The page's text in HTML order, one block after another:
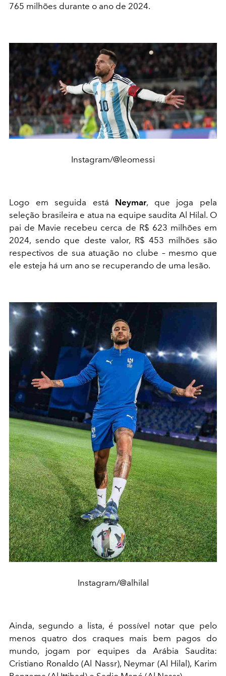
765 milhões durante o ano de 2024.
Instagram/@leomessi
Logo em seguida está Neymar, que joga pela
seleção brasileira e atua na equipe saudita Al Hilal. O
pai de Mavie recebeu cerca de R$ 623 milhões em
2024, sendo que deste valor, R$ 453 milhões são
respectivos de sua atuação no clube – mesmo que
ele esteja há um ano se recuperando de uma lesão.
Instagram/@alhilal
Ainda, segundo a lista, é possível notar que pelo
menos quatro dos craques mais bem pagos do
mundo, jogam por equipes da Arábia Saudita:
Cristiano Ronaldo (Al Nassr), Neymar (Al Hilal), Karim